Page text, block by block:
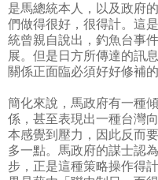
是馬總統本人，以及政府
們做得很好，很得計。這
統曾親自說出，釣魚台事
展。但是日方所傳達的訊
關係正面臨必須好好修補的
簡化來說，馬政府有一種
係，甚至表現出一種台灣
本感覺到壓力，因此反而
多一點。馬政府的謀士認
步，正是這種策略操作得